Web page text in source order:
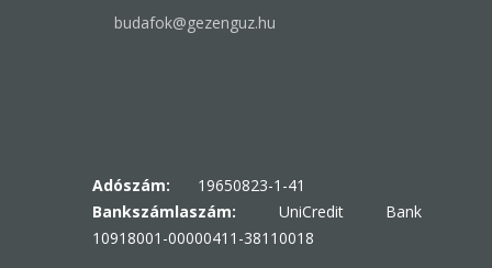
budafok@gezenguz.hu
Adószám: 19650823-1-41
Bankszámlaszám: UniCredit Bank
10918001-00000411-38110018